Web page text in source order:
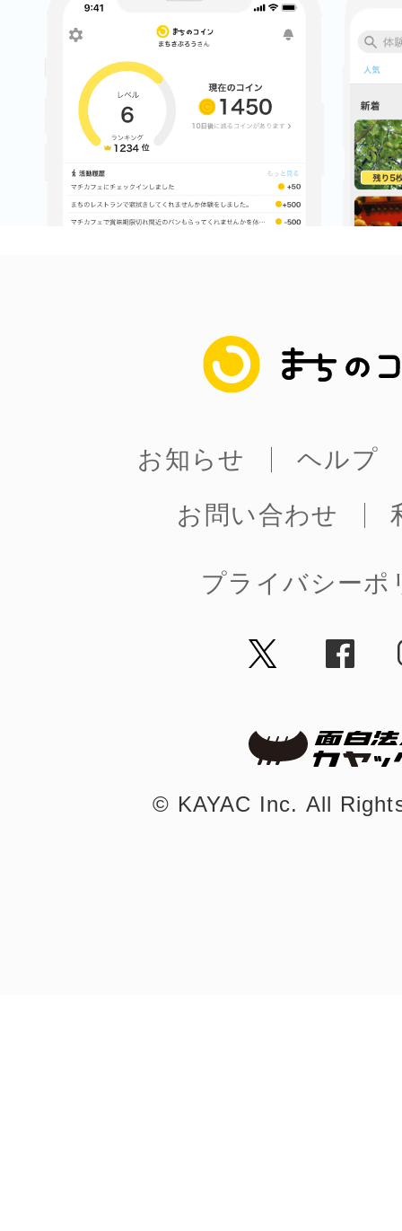
まちのコイン
お知らせ
ヘルプ
お問い合わせ
プライバシーポ
©︎ KAYAC Inc. All
まちのコイン
お知らせ
ヘルプ
©︎ KAYAC Inc. All